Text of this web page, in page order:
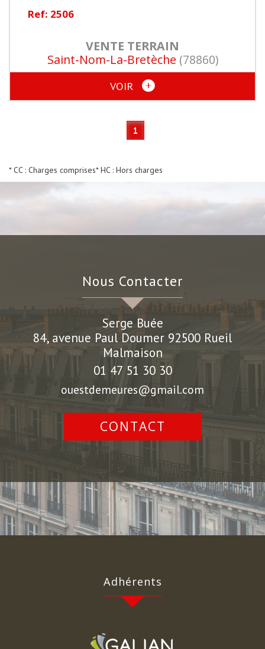
Ref: 2506
VENTE TERRAIN
Saint-Nom-La-Bretèche (78860)
VOIR
1
* CC : Charges comprises* HC : Hors charges
Nous Contacter
Serge Buée
84, avenue Paul Doumer 92500 Rueil
Malmaison
01 47 51 30 30
ouestdemeures@gmail.com
CONTACT
Adhérents